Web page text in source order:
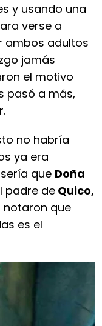
y usando una
verse a
ambos adultos
jamás
el motivo
pasó a más,
no habría
ya era
que Doña
padre de Quico,
notaron que
es el